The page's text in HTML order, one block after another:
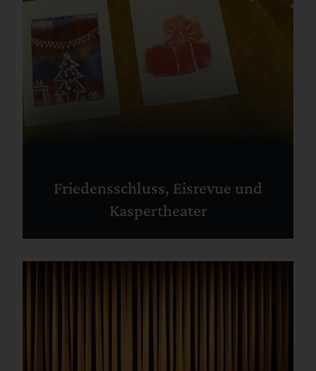
Friedensschluss, Eisrevue und
Kaspertheater